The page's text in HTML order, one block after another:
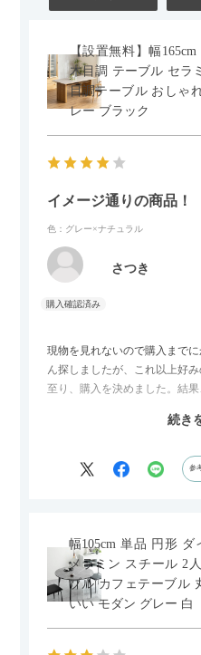
【設置無料】幅
木目調 テーブル セラ
目調テーブル おしゃ
レー ブラック
イメージ通りの商品！
色：グレー×ナチュラル
さつき
現物を見れないので購入まで
ん探しましたが、これ以上好
至り、購入を決めました。結
セラミック天板が思った以上
はいけないかもしれません。
かなというのも気になります。
続き
参
幅105cm 単品 円形
メラミン スチール 2
ブル カフェテーブル
いい モダン グレー 白